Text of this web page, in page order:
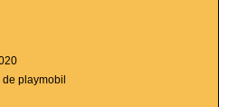
playmobil